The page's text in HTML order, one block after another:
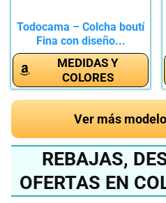
Todocama – Colcha boutí
Fina con diseño...
MEDIDAS Y
COLORES
Ver más
REBAJAS,
OFERTAS EN